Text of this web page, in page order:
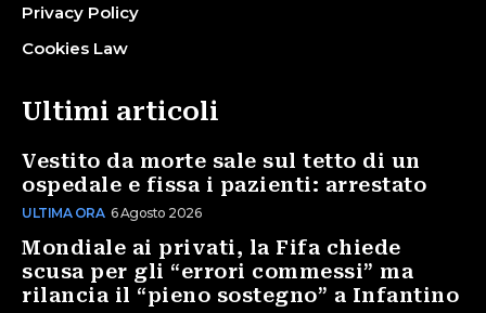
Privacy Policy
Cookies Law
Ultimi articoli
Vestito da morte sale sul tetto di un
ospedale e fissa i pazienti: arrestato
ULTIMA ORA 6 Agosto 2026
Mondiale ai privati, la Fifa chiede
scusa per gli “errori commessi” ma
rilancia il “pieno sostegno” a Infantino